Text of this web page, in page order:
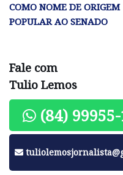
COMO NOME DE ORIGEM
POPULAR AO SENADO
Fale com
Tulio Lemos
(84)